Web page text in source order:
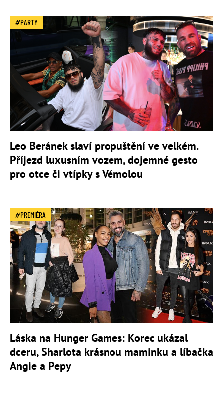
PARTY
Leo Beránek slaví propuštění ve velkém.
Příjezd luxusním vozem, dojemné gesto
pro otce či vtípky s Vémolou
PREMIÉRA
Láska na Hunger Games: Korec ukázal
dceru, Sharlota krásnou maminku a líbačka
Angie a Pepy